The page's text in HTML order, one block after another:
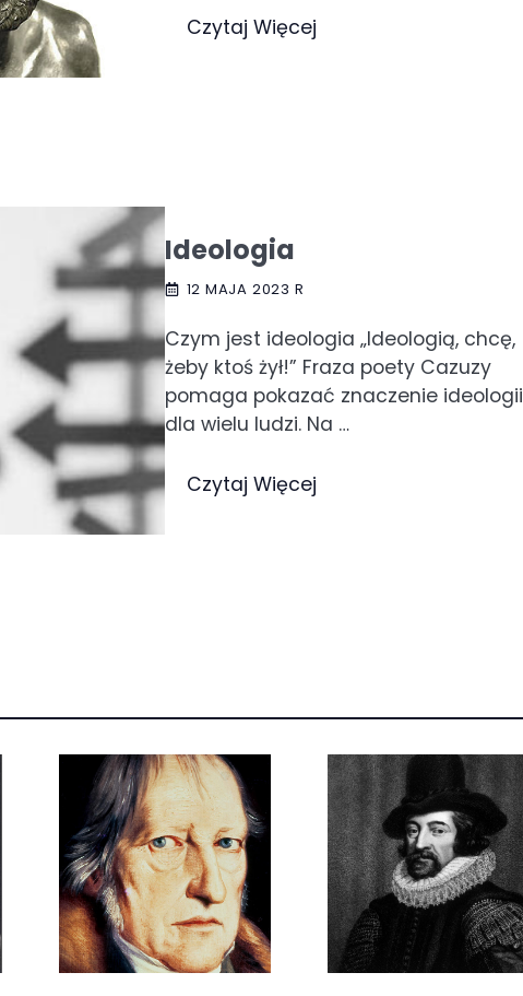
Czytaj Więcej
Ideologia
12 MAJA 2023 R
Czym jest ideologia „Ideologią, chcę,
żeby ktoś żył!” Fraza poety Cazuzy
pomaga pokazać znaczenie ideologii
dla wielu ludzi. Na …
Czytaj Więcej